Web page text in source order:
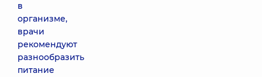
в
организме,
врачи
рекомендуют
разнообразить
питание